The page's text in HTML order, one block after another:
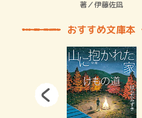
著／伊藤佐凪
おすすめ文庫本